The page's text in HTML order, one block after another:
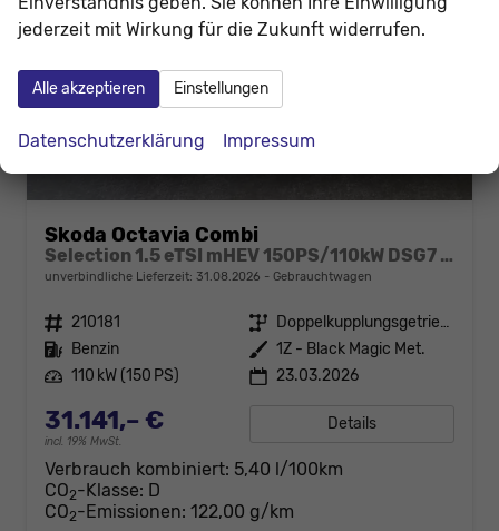
Skoda Octavia Combi
Selection 1.5 eTSI mHEV 150PS/110kW DSG7 2026 +AHK+3-ZONE+RFK+KESSY+EL.HECK+BHZ. LENKRAD
unverbindliche Lieferzeit: 31.08.2026 Gebrauchtwagen
Fahrzeugnr. 210181 Getriebe
Doppelkupplungsgetriebe (DSG)
Kraftstoff Benzin Außenfarbe 1Z - Black Magic Met.
Leistung 110 kW (150 PS) 23.03.2026
31.141,– €
incl. 19% MwSt.
Details
Verbrauch kombiniert: 5,40 l/100km
CO2-Klasse: D
CO2-Emissionen: 122,00 g/km
jederzeit mit Wirkung für die Zukunft widerrufen.
Alle akzeptieren Einstellungen
Datenschutzerklärung Impressum